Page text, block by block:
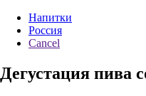
Напитки
Россия
Cancel
Дегустация пива